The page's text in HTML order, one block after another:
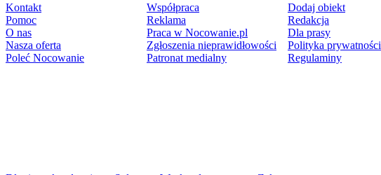
Kontakt
Pomoc
O nas
Nasza oferta
Poleć Nocowanie
Współpraca
Reklama
Praca w Nocowanie.pl
Zgłoszenia nieprawidłowości
Patronat medialny
Dodaj obiekt
Redakcja
Dla prasy
Polityka prywatności
Regulaminy